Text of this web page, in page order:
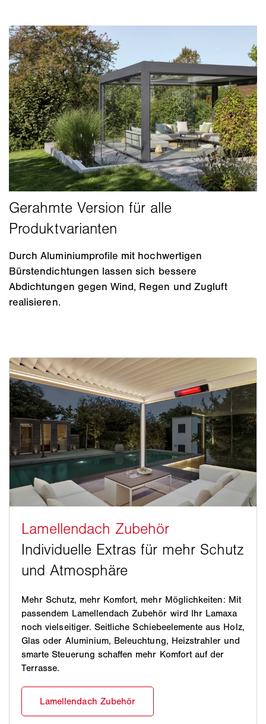
Durch Aluminiumprofile mit hochwertigen
Bürstendichtungen lassen sich bessere
Abdichtungen gegen Wind, Regen und Zugluft
realisieren.
Mehr Schutz, mehr Komfort, mehr Möglichkeiten: Mit
passendem Lamellendach Zubehör wird Ihr Lamaxa
noch vielseitiger. Seitliche Schiebeelemente aus Holz,
Glas oder Aluminium, Beleuchtung, Heizstrahler und
smarte Steuerung schaffen mehr Komfort auf der
Terrasse.